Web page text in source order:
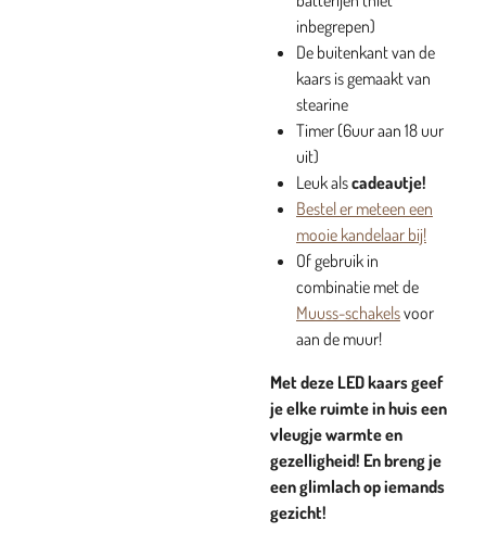
inbegrepen)
De buitenkant van de
kaars is gemaakt van
stearine
Timer (6uur aan 18 uur
uit)
Leuk alscadeautje!
Bestel er meteen een
mooie kandelaar bij!
Of gebruik in
combinatie met de
Muuss-schakelsvoor
aan de muur!
Met deze LED kaars geef
je elke ruimte in huis een
vleugje warmte en
gezelligheid! En breng je
een glimlach op iemands
gezicht!